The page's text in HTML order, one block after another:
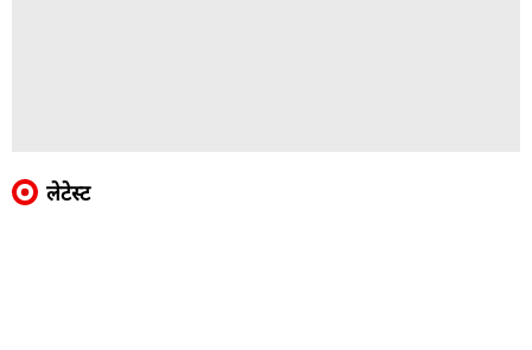
लेटेस्ट